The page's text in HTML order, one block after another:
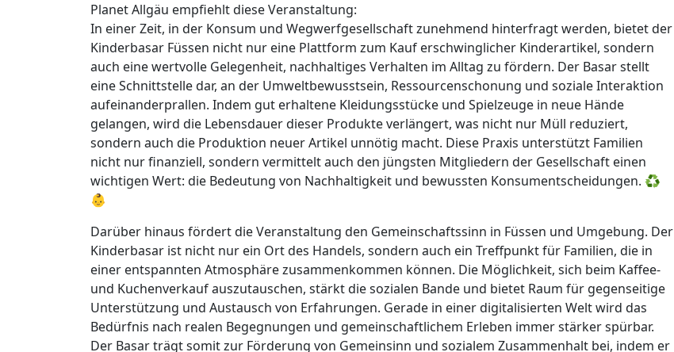
Planet Allgäu empfiehlt diese Veranstaltung:
In einer Zeit, in der Konsum und Wegwerfgesellschaft zunehmend hinterfragt werden, bietet der
Kinderbasar Füssen nicht nur eine Plattform zum Kauf erschwinglicher Kinderartikel, sondern
auch eine wertvolle Gelegenheit, nachhaltiges Verhalten im Alltag zu fördern. Der Basar stellt
eine Schnittstelle dar, an der Umweltbewusstsein, Ressourcenschonung und soziale Interaktion
aufeinanderprallen. Indem gut erhaltene Kleidungsstücke und Spielzeuge in neue Hände
gelangen, wird die Lebensdauer dieser Produkte verlängert, was nicht nur Müll reduziert,
sondern auch die Produktion neuer Artikel unnötig macht. Diese Praxis unterstützt Familien
nicht nur finanziell, sondern vermittelt auch den jüngsten Mitgliedern der Gesellschaft einen
wichtigen Wert: die Bedeutung von Nachhaltigkeit und bewussten Konsumentscheidungen. ♻️
👶
Darüber hinaus fördert die Veranstaltung den Gemeinschaftssinn in Füssen und Umgebung. Der
Kinderbasar ist nicht nur ein Ort des Handels, sondern auch ein Treffpunkt für Familien, die in
einer entspannten Atmosphäre zusammenkommen können. Die Möglichkeit, sich beim Kaffee-
und Kuchenverkauf auszutauschen, stärkt die sozialen Bande und bietet Raum für gegenseitige
Unterstützung und Austausch von Erfahrungen. Gerade in einer digitalisierten Welt wird das
Bedürfnis nach realen Begegnungen und gemeinschaftlichem Erleben immer stärker spürbar.
Der Basar trägt somit zur Förderung von Gemeinsinn und sozialem Zusammenhalt bei, indem er